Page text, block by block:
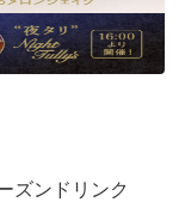
ズンドリンク